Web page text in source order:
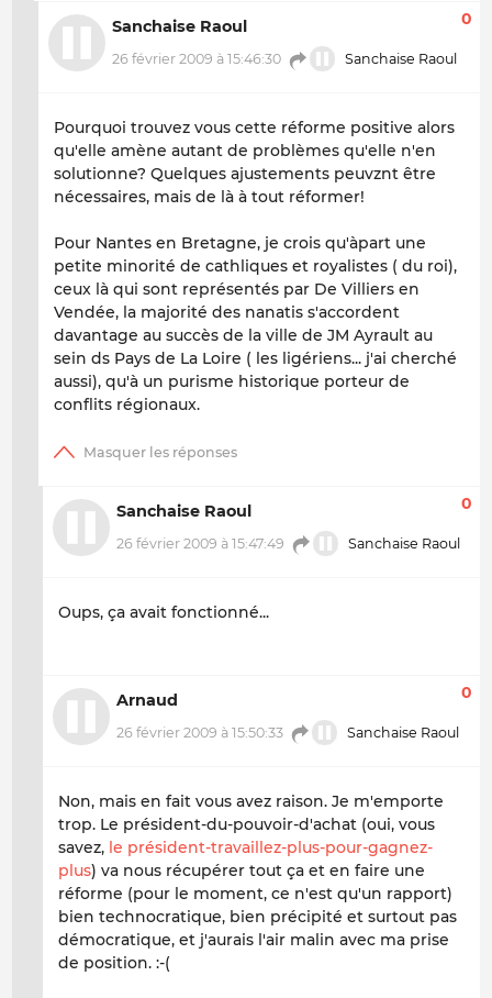
Sanchaise Raoul
26 février 2009 à 15:46:30 Sanchaise Raoul
0
Pourquoi trouvez vous cette réforme positive alors
qu'elle amène autant de problèmes qu'elle n'en
solutionne? Quelques ajustements peuvznt être
nécessaires, mais de là à tout réformer!
Pour Nantes en Bretagne, je crois qu'àpart une
petite minorité de cathliques et royalistes ( du roi),
ceux là qui sont représentés par De Villiers en
Vendée, la majorité des nanatis s'accordent
davantage au succès de la ville de JM Ayrault au
sein ds Pays de La Loire ( les ligériens... j'ai cherché
aussi), qu'à un purisme historique porteur de
conflits régionaux.
Sanchaise Raoul
26 février 2009 à 15:47:49 Sanchaise Raoul
0
Oups, ça avait fonctionné...
Arnaud
26 février 2009 à 15:50:33 Sanchaise Raoul
0
Non, mais en fait vous avez raison. Je m'emporte
trop. Le président-du-pouvoir-d'achat (oui, vous
savez, le président-travaillez-plus-pour-gagnez-
plus) va nous récupérer tout ça et en faire une
réforme (pour le moment, ce n'est qu'un rapport)
bien technocratique, bien précipité et surtout pas
démocratique, et j'aurais l'air malin avec ma prise
de position. :-(